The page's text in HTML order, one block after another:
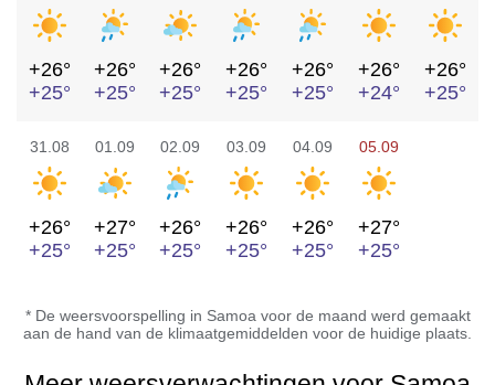
+26°
+25°
+26°
+25°
+26°
+25°
+26°
+25°
+26°
+25°
+26°
+24°
+26°
+25°
31.08
+26°
+25°
01.09
+27°
+25°
02.09
+26°
+25°
03.09
+26°
+25°
04.09
+26°
+25°
05.09
+27°
+25°
* De weersvoorspelling in Samoa voor de maand werd gemaakt
aan de hand van de klimaatgemiddelden voor de huidige plaats.